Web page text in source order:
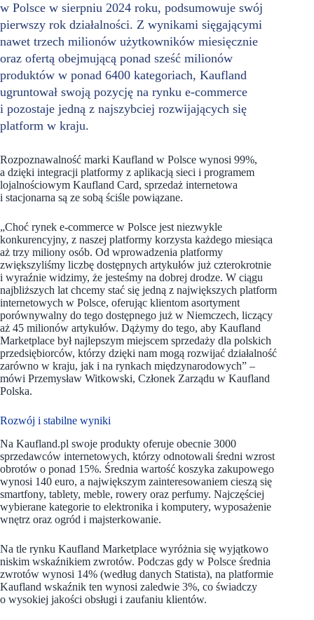
w Polsce w sierpniu 2024 roku, podsumowuje swój
pierwszy rok działalności. Z wynikami sięgającymi
nawet trzech milionów użytkowników miesięcznie
oraz ofertą obejmującą ponad sześć milionów
produktów w ponad 6400 kategoriach, Kaufland
ugruntował swoją pozycję na rynku e-commerce
i pozostaje jedną z najszybciej rozwijających się
platform w kraju.
Rozpoznawalność marki Kaufland w Polsce wynosi 99%,
a dzięki integracji platformy z aplikacją sieci i programem
lojalnościowym Kaufland Card, sprzedaż internetowa
i stacjonarna są ze sobą ściśle powiązane.
„Choć rynek e-commerce w Polsce jest niezwykle
konkurencyjny, z naszej platformy korzysta każdego miesiąca
aż trzy miliony osób. Od wprowadzenia platformy
zwiększyliśmy liczbę dostępnych artykułów już czterokrotnie
i wyraźnie widzimy, że jesteśmy na dobrej drodze. W ciągu
najbliższych lat chcemy stać się jedną z największych platform
internetowych w Polsce, oferując klientom asortyment
porównywalny do tego dostępnego już w Niemczech, liczący
aż 45 milionów artykułów. Dążymy do tego, aby Kaufland
Marketplace był najlepszym miejscem sprzedaży dla polskich
przedsiębiorców, którzy dzięki nam mogą rozwijać działalność
zarówno w kraju, jak i na rynkach międzynarodowych” –
mówi Przemysław Witkowski, Członek Zarządu w Kaufland
Polska.
Rozwój i stabilne wyniki
Na Kaufland.pl swoje produkty oferuje obecnie 3000
sprzedawców internetowych, którzy odnotowali średni wzrost
obrotów o ponad 15%. Średnia wartość koszyka zakupowego
wynosi 140 euro, a największym zainteresowaniem cieszą się
smartfony, tablety, meble, rowery oraz perfumy. Najczęściej
wybierane kategorie to elektronika i komputery, wyposażenie
wnętrz oraz ogród i majsterkowanie.
Na tle rynku Kaufland Marketplace wyróżnia się wyjątkowo
niskim wskaźnikiem zwrotów. Podczas gdy w Polsce średnia
zwrotów wynosi 14% (według danych Statista), na platformie
Kaufland wskaźnik ten wynosi zaledwie 3%, co świadczy
o wysokiej jakości obsługi i zaufaniu klientów.